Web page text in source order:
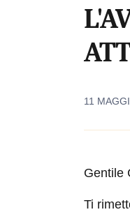
11
Gentile
Ti